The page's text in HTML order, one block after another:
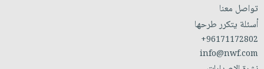
تواصل معنا
أسئلة يتكرر طرحها
+96171172802
info@nwf.com